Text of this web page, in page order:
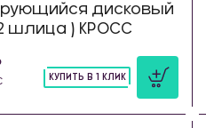
дисковый
шлица ) КРОСС
КУПИТЬ В 1 КЛИК